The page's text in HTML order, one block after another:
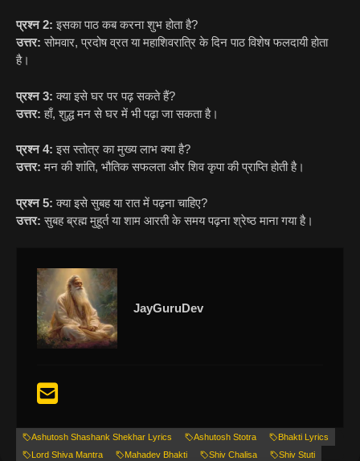
प्रश्न 2: इसका पाठ कब करना शुभ होता है?
उत्तर: सोमवार, प्रदोष व्रत या महाशिवरात्रि के दिन पाठ विशेष फलदायी होता
है।
प्रश्न 3: क्या इसे घर पर पढ़ सकते हैं?
उत्तर: हाँ, शुद्ध मन से घर में भी पढ़ा जा सकता है।
प्रश्न 4: इस स्तोत्र का मुख्य लाभ क्या है?
उत्तर: मन की शांति, भौतिक सफलता और शिव कृपा की प्राप्ति होती है।
प्रश्न 5: क्या इसे सुबह या रात में पढ़ना चाहिए?
उत्तर: सुबह ब्रह्म मुहूर्त या शाम आरती के समय पढ़ना श्रेष्ठ माना गया है।
JayGuruDev
Ashutosh Shashank Shekhar Lyrics Ashutosh Stotra
Bhakti Lyrics
Lord Shiva Mantra
Mahadev Bhakti Shiv Chalisa Shiv Stuti